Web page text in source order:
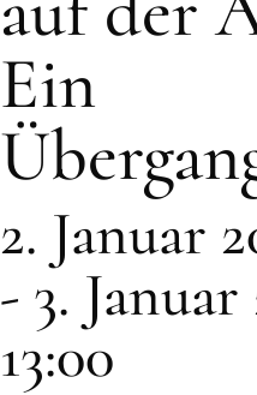
Ein
2. Januar
- 3. Januar
13:00